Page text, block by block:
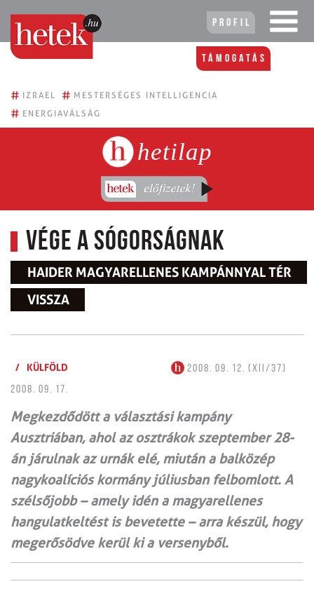
Profil
Támogatás
# IZRAEL # MESTERSÉGES INTELLIGENCIA
# ENERGIAVÁLSÁG
hetilap
Vége a sógorságnak
HAIDER MAGYARELLENES KAMPÁNNYAL TÉR
VISSZA
/ KÜLFÖLD
2008. 09. 12. (XII/37)
2008. 09. 17.
Megkezdődött a választási kampány
Ausztriában, ahol az osztrákok szeptember 28-
án járulnak az urnák elé, miután a balközép
nagykoalíciós kormány júliusban felbomlott. A
szélsőjobb – amely idén a magyarellenes
hangulatkeltést is bevetette – arra készül, hogy
megerősödve kerül ki a versenyből.